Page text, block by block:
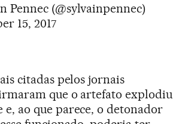
Pennec (@sylvainpennec)
15, 2017
citadas pelos jornais
que o artefato explodiu
ao que parece, o detonador